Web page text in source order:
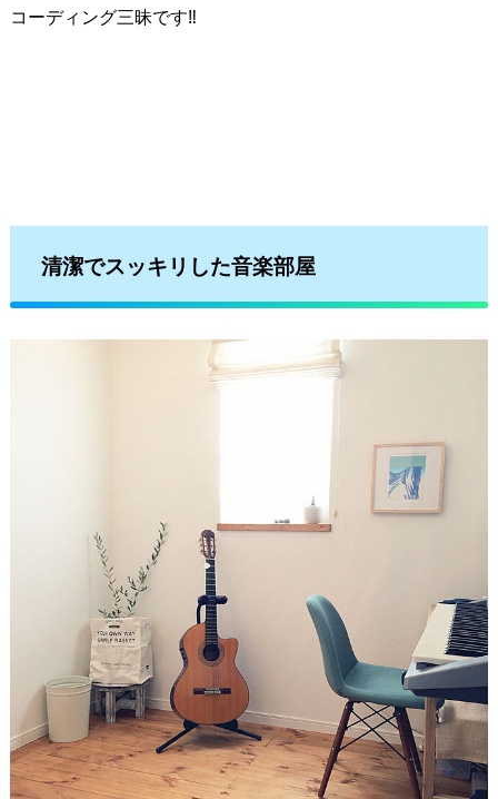
コーディング三昧です‼️
清潔でスッキリした音楽部屋